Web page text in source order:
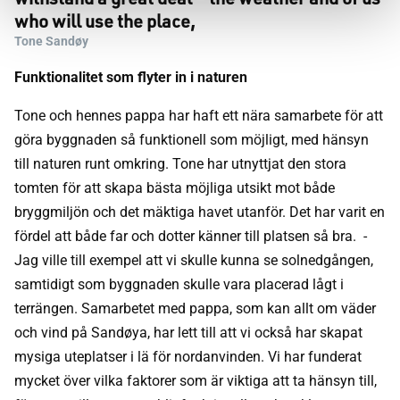
who will use the place,
Tone Sandøy
Funktionalitet som flyter in i naturen
Tone och hennes pappa har haft ett nära samarbete för att
göra byggnaden så funktionell som möjligt, med hänsyn
till naturen runt omkring. Tone har utnyttjat den stora
tomten för att skapa bästa möjliga utsikt mot både
bryggmiljön och det mäktiga havet utanför. Det har varit en
fördel att både far och dotter känner till platsen så bra. -
Jag ville till exempel att vi skulle kunna se solnedgången,
samtidigt som byggnaden skulle vara placerad lågt i
terrängen. Samarbetet med pappa, som kan allt om väder
och vind på Sandøya, har lett till att vi också har skapat
mysiga uteplatser i lä för nordanvinden. Vi har funderat
mycket över vilka faktorer som är viktiga att ta hänsyn till,